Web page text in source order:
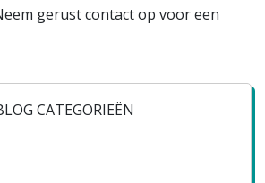
gerust contact op voor een
CATEGORIEËN